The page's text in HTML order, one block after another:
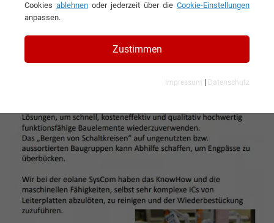
Cookies ablehnen oder jederzeit über die Cookie-Einstellungen
anpassen.
Zustimmen
Impressum | Datenschutz